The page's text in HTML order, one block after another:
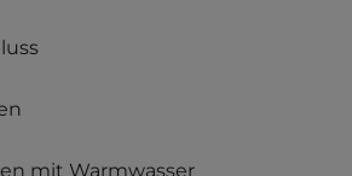
mit Warmwasser